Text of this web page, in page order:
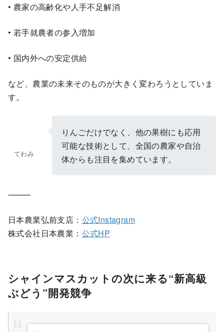
• 農家の高齢化や人手不足解消
• 若手就農者の参入増加
• 国内外への安定供給
など、農業の未来そのものが大きく変わろうとしていま
す。
てわみ
りんごだけでなく、他の果樹にも応用
可能な技術として、全国の農家や自治
体からも注目を集めています。
⸻
日本農業弘前支店： 公式Instagram
株式会社日本農業： 公式HP
シャインマスカットの次に来る“新高級
ぶどう”開発競争